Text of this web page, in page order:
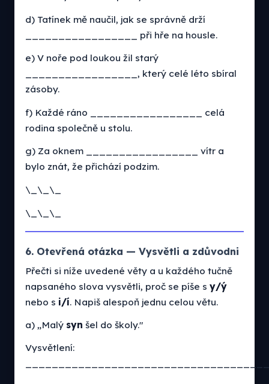
d) Tatínek mě naučil, jak se správně drží
_________________ při hře na housle.
e) V noře pod loukou žil starý
_________________, který celé léto sbíral
zásoby.
f) Každé ráno _________________ celá
rodina společně u stolu.
g) Za oknem _________________ vítr a
bylo znát, že přichází podzim.
\_\_\_
\_\_\_
6. Otevřená otázka — Vysvětli a zdůvodni
Přečti si níže uvedené věty a u každého tučně
napsaného slova vysvětli, proč se píše s y/ý
nebo s i/í. Napiš alespoň jednu celou větu.
a) „Malý syn šel do školy."
Vysvětlení: